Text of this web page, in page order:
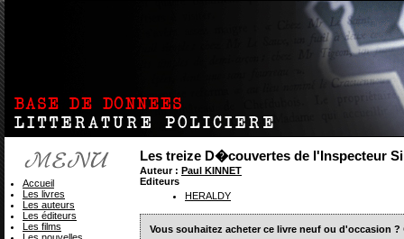
Les treize D�couvertes de l'Inspecteur
Auteur : Paul KINNET
Editeurs
HERALDY
Vous souhaitez acheter ce livre neuf ou d'occasion ?
Accueil
Les livres
Les auteurs
Les éditeurs
Les films